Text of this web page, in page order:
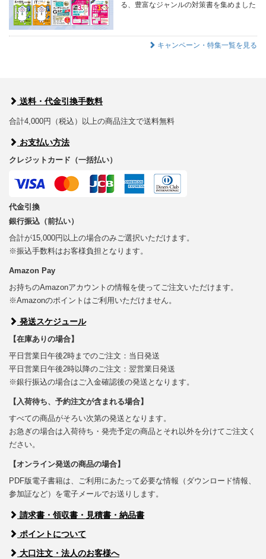
る、豊富なジャンルの対策書を集めました
キャンペーン・特集一覧を見る
送料・代金引換手数料
合計4,000円（税込）以上の商品注文で送料無料
お支払い方法
クレジットカード（一括払い）
代金引換
銀行振込（前払い）
合計が15,000円以上の場合のみご選択いただけます。
※振込手数料はお客様負担となります。
Amazon Pay
お持ちのAmazonアカウントの情報を使ってご注文いただけます。
※Amazonのポイントはご利用いただけません。
発送スケジュール
【在庫ありの場合】
平日営業日午後2時までのご注文：当日発送
平日営業日午後2時以降のご注文：翌営業日発送
※銀行振込の場合はご入金確認後の発送となります。
【入荷待ち、予約注文が含まれる場合】
すべての商品がそろい次第の発送となります。
お急ぎの場合は入荷待ち・発売予定の商品とそれ以外を分けてご注文く
ださい。
【オンライン発送の商品の場合】
PDF版電子書籍は、ご利用にあたって必要な情報（ダウンロード情報、
参加証など）を電子メールでお送りします。
請求書・領収書・見積書・納品書
ポイントについて
大口注文・法人のお客様へ